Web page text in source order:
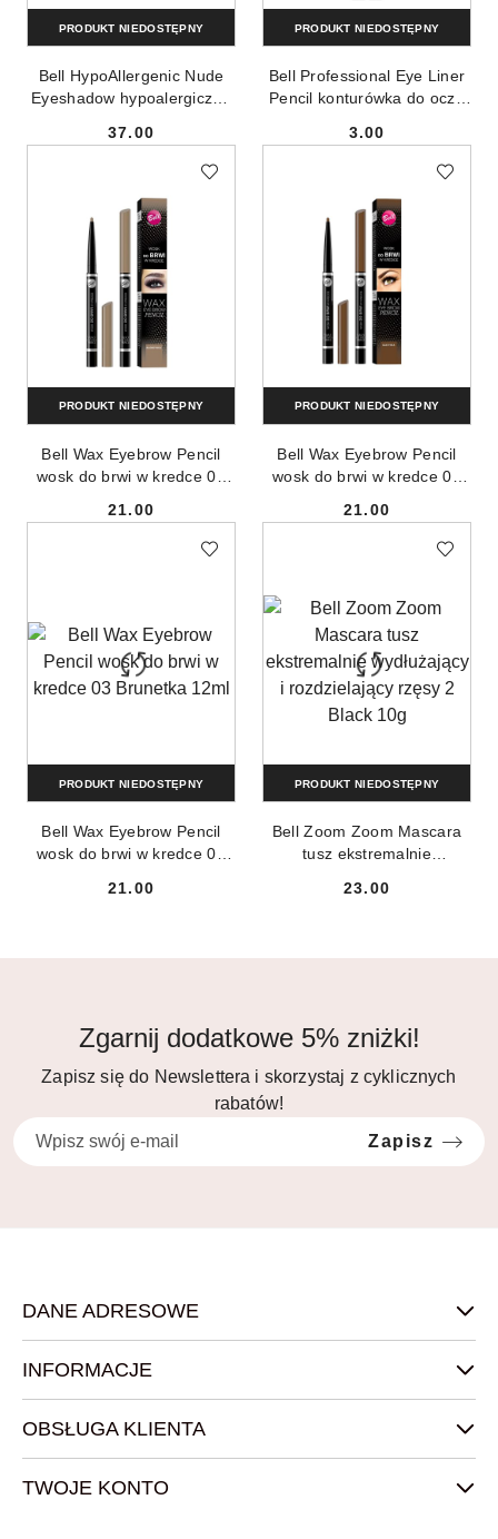
Bell HypoAllergenic Nude
Eyeshadow hypoalergiczne
do powiek 01 5g
Cena:
37.00
PRODUKT NIEDOSTĘPNY
Bell Professional Eye Liner
Pencil konturówka do oczu
Cena:
3.00
PRODUKT NIEDOSTĘPNY
Bell Wax Eyebrow Pencil
wosk do brwi w kredce 01
Cena:
21.00
PRODUKT NIEDOSTĘPNY
Bell Wax Eyebrow Pencil
wosk do brwi w kredce 02
Cena:
21.00
PRODUKT NIEDOSTĘPNY
Bell Wax Eyebrow Pencil
wosk do brwi w kredce 03
Cena:
21.00
PRODUKT NIEDOSTĘPNY
Bell Zoom Zoom Mascara
tusz ekstremalnie
rzęsy 2 Black 10g
Cena:
23.00
PRODUKT NIEDOSTĘPNY
Zgarnij dodatkowe 5% zniżki!
Zapisz się do Newslettera i skorzystaj z cyklicznych
rabatów!
Zapisz
DANE ADRESOWE
INFORMACJE
OBSŁUGA KLIENTA
TWOJE KONTO